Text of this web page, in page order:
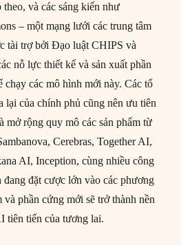
và các sáng kiến như
– một mạng lưới các trung tâm
tài trợ bởi Đạo luật CHIPS và
nỗ lực thiết kế và sản xuất phần
chạy các mô hình mới này. Các tổ
lại của chính phủ cũng nên ưu tiên
mở rộng quy mô các sản phẩm từ
Cerebras, Together AI,
AI, Inception, cùng nhiều công
đang đặt cược lớn vào các phương
và phần cứng mới sẽ trở thành nền
tiên tiến của tương lai.